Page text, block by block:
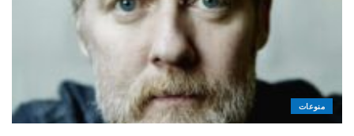
منوعات